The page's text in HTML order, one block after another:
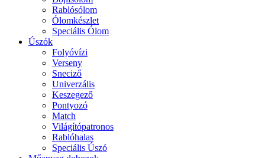
Rablósólom
Ólomkészlet
Speciális Ólom
Úszók
Folyóvízi
Verseny
Sneciző
Univerzális
Keszegező
Pontyozó
Match
Világítópatronos
Rablóhalas
Speciális Úszó